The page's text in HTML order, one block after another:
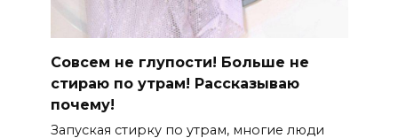
Совсем не глупости! Больше не
стираю по утрам! Рассказываю
почему!
Запуская стирку по утрам, многие люди